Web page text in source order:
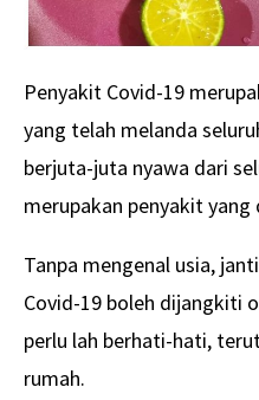
Penyakit Covid-19
yang telah melanda
berjuta-juta nyawa dari
merupakan penyakit
Tanpa mengenal usia,
Covid-19 boleh dijangkiti
perlu lah berhati-hati,
rumah.